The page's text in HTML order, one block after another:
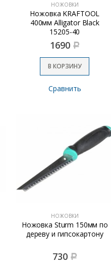
НОЖОВКИ
Ножовка KRAFTOOL
400мм Alligator Black
15205-40
1690 Р
В КОРЗИНУ
Сравнить
НОЖОВКИ
Ножовка Sturm 150мм по
дереву и гипсокартону
730 Р